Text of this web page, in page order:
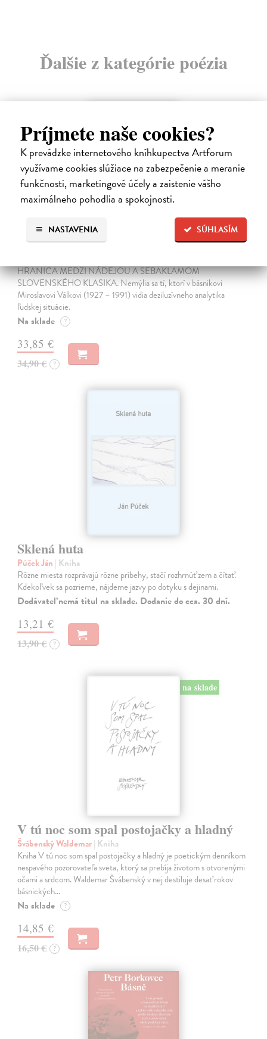
Príjmete naše cookies?
K prevádzke internetového kníhkupectva Artforum
využívame cookies slúžiace na zabezpečenie a meranie
funkčnosti, marketingové účely a zaistenie vášho
maximálneho pohodlia a spokojnosti.
SÚHLASÍM
NASTAVENIA
Ďalšie z kategórie poézia
Miluj ma ako naozaj
HRANICA MEDZI NÁDEJOU A SEBAKLAMOM
SLOVENSKÉHO KLASIKA. Nemýlia sa tí, ktorí v básnikovi
Miroslavovi Válkovi (1927 – 1991) vidia deziluzívneho analytika
ľudskej situácie.
Na sklade ?
33,85 €
34,90 € ?
Sklená huta
Púček Ján | Kniha
Rôzne miesta rozprávajú rôzne príbehy, stačí rozhrnúť zem a čítať.
Kdekoľvek sa pozrieme, nájdeme jazvy po dotyku s dejinami.
Dodávateľ nemá titul na sklade. Dodanie do cca. 30 dní.
13,21 €
13,90 € ?
na sklade
V tú noc som spal postojačky a hladný
Švábenský Waldemar| Kniha
Kniha V tú noc som spal postojačky a hladný je poetickým denníkom
nespavého pozorovateľa sveta, ktorý sa prebíja životom s otvorenými
očami a srdcom. Waldemar Švábenský v nej destiluje desať rokov
básnických…
Na sklade ?
14,85 €
16,50 € ?